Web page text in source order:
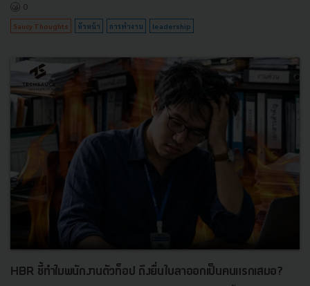
0
Saucy Thoughts หัวหน้า การทำงาน leadership
HBR ชี้ทำไมพนักงานตัวท็อป ถึงยื่นใบลาออกเป็นคนแรกเสมอ?